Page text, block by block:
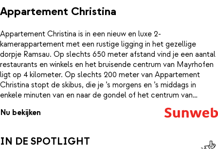
Appartement Christina
Appartement Christina is in een nieuw en luxe 2-
kamerappartement met een rustige ligging in het gezellige
dorpje Ramsau. Op slechts 650 meter afstand vind je een aantal
restaurants en winkels en het bruisende centrum van Mayrhofen
ligt op 4 kilometer. Op slechts 200 meter van Appartement
Christina stopt de skibus, die je ’s morgens en ’s middags in
enkele minuten van en naar de gondel of het centrum van
Nu bekijken
IN DE SPOTLIGHT